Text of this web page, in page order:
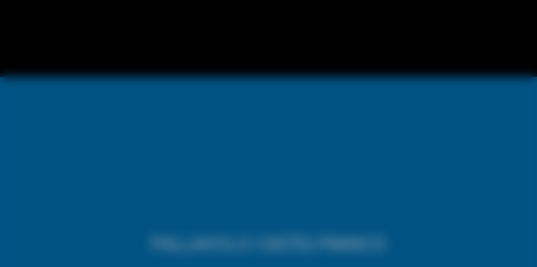
PALLAVOLO CASTELFRANCO